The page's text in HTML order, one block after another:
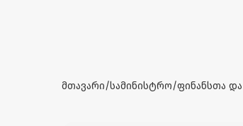
მთავარი/სამინისტრო/ფინანსთა